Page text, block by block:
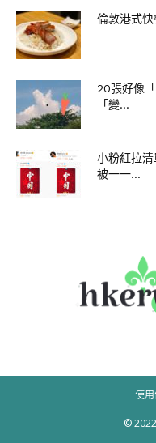
倫敦港式
20張好像
「變...
小粉紅拉
被一一...
使
©